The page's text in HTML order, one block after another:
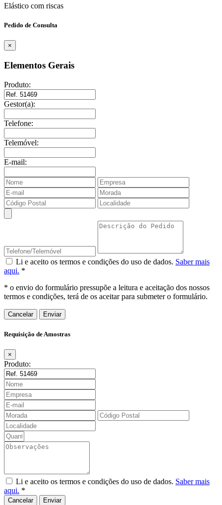
Elástico com riscas
Pedido de Consulta
×
Elementos Gerais
Produto:
Gestor(a):
Telefone:
Telemóvel:
E-mail:
Li e aceito os termos e condições do uso de dados. Saber mais
aqui. *
* o envio do formulário pressupõe a leitura e aceitação dos nossos
termos e condições, terá de os aceitar para submeter o formulário.
Cancelar
Requisição de Amostras
×
Produto:
Li e aceito os termos e condições do uso de dados. Saber mais
aqui. *
Cancelar